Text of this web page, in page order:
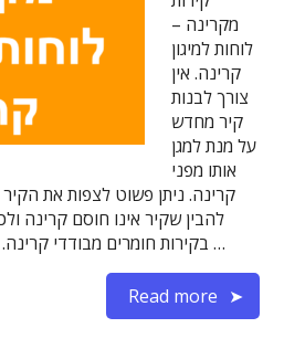
מקרינה –
לוחות למיגון
קרינה. אין
צורך לבנות
קיר מחדש
על מנת למגן
אותו מפני
קרינה. ניתן פשוט לצפות את
להבין שקיר אינו חוסם קרינה
בקירות חומרים מבודדי קרינה. לוח גבס או בלוק רגיל אינם …
Read more